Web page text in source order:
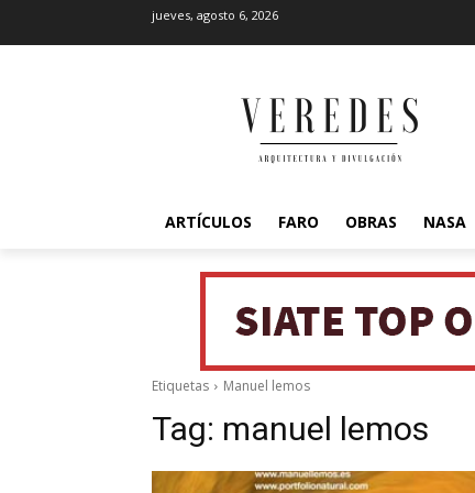
jueves, agosto 6, 2026
ARTÍCULOS FARO OBRAS NASA
Etiquetas Manuel lemos
Tag: manuel lemos